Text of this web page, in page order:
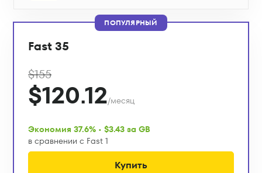
ПОПУЛЯРНЫЙ
Fast 35
$155
$120.12/месяц
Экономия 37.6% • $3.43 за GB
в сравнении с Fast 1
Купить